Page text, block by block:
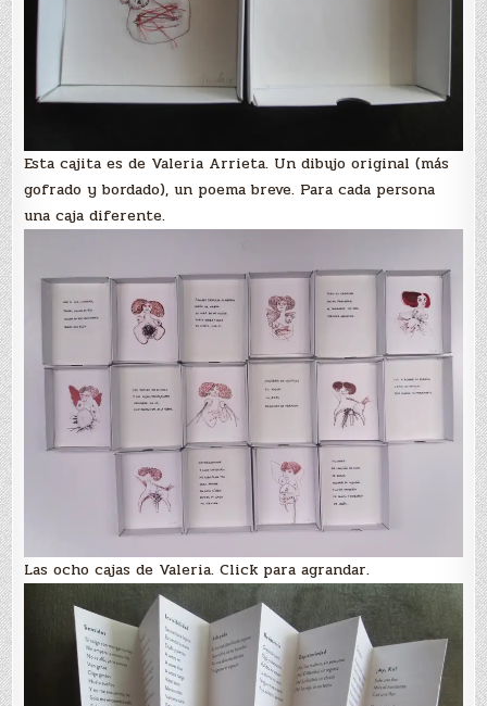
Esta cajita es de Valeria Arrieta. Un dibujo original (más
gofrado y bordado), un poema breve. Para cada persona
una caja diferente.
Las ocho cajas de Valeria. Click para agrandar.